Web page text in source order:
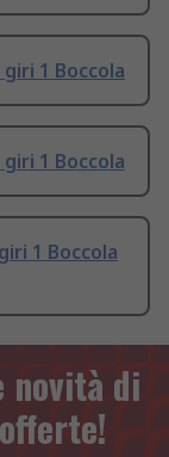
1 Boccola
1 Boccola
1 Boccola
novità di